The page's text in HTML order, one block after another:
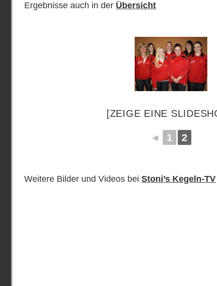
Ergebnisse auch in der Übersicht
[ZEIGE EINE
◄ 1 2
Weitere Bilder und Videos bei Stoni’s Kegeln-TV